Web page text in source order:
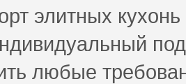
элитных
любые